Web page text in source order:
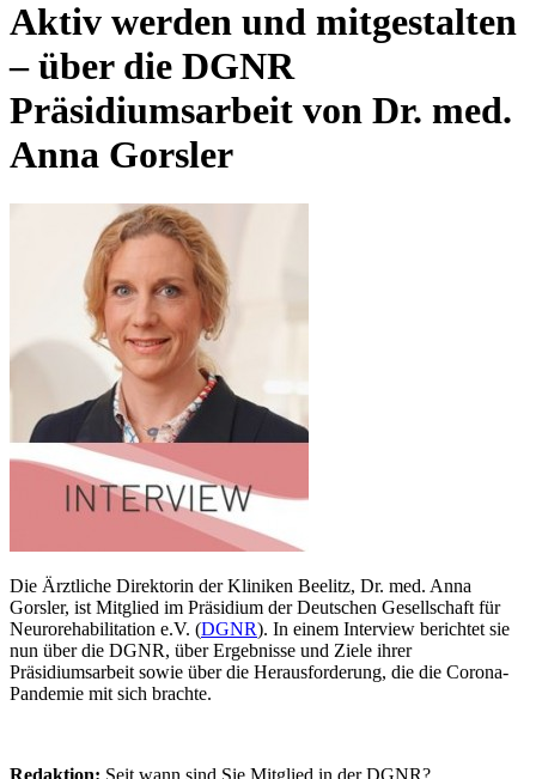
Aktiv werden und mitgestalten
– über die DGNR
Präsidiumsarbeit von Dr. med.
Anna Gorsler
Die Ärztliche Direktorin der Kliniken Beelitz, Dr. med. Anna
Gorsler, ist Mitglied im Präsidium der Deutschen Gesellschaft für
Neurorehabilitation e.V. (DGNR). In einem Interview berichtet sie
nun über die DGNR, über Ergebnisse und Ziele ihrer
Präsidiumsarbeit sowie über die Herausforderung, die die Corona-
Pandemie mit sich brachte.
Redaktion: Seit wann sind Sie Mitglied in der DGNR?